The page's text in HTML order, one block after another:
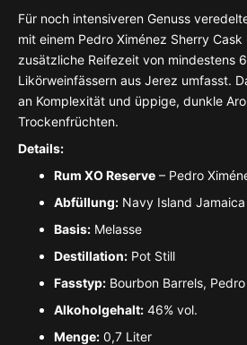
700ml
verringern
700ml
erhöhen
Für noch intensiveren Genuss
mit einem Pedro Ximénez Sherry Cask
zusätzliche Reifezeit von mindestens
Likörweinfässern aus Jerez umfasst.
an Komplexität und üppige, dunkle
Trockenfrüchten.
Details:
Rum XO Reserve – Pedro
Abfüllung: Navy Island
Basis: Melasse
Destillation: Pot Still
Fasstyp: Bourbon Barrels,
Alkoholgehalt: 46% vol.
Menge: 0,7 Liter